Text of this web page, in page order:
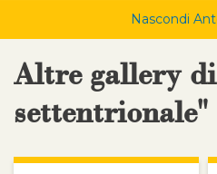
Nascondi
Altre gallery
settentrionale"